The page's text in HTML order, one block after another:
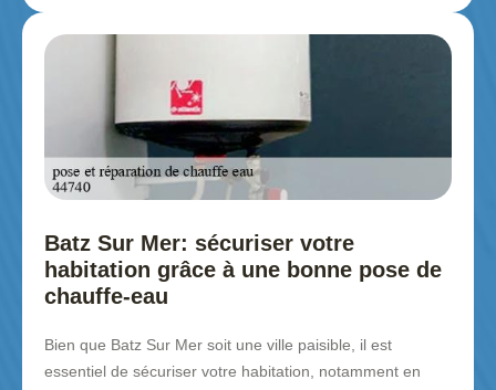
Batz Sur Mer: sécuriser votre
habitation grâce à une bonne pose de
chauffe-eau
Bien que Batz Sur Mer soit une ville paisible, il est
essentiel de sécuriser votre habitation, notamment en